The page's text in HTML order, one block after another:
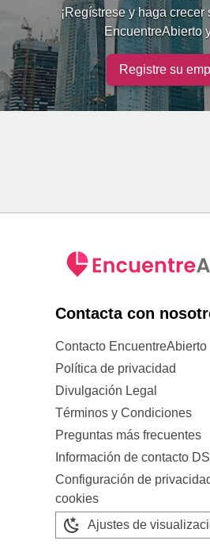
¡Regístrese y haga
EncuentreAbierto
Registre su
Contacta con
Contacto EncuentreAbierto
Política de privacidad
Divulgación Legal
Términos y Condiciones
Preguntas más frecuentes
Información de contacto
Configuración de
cookies
Ajustes de